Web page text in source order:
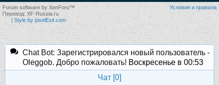
Условия и правила
Forum software by XenForo™
Перевод:XF-Russia.ru
|Style by pixelExit.com
Chat Bot: Зарегистрировался новый пользователь -
Oleggob. Добро пожаловать! Воскресенье в 00:53
Чат [0]